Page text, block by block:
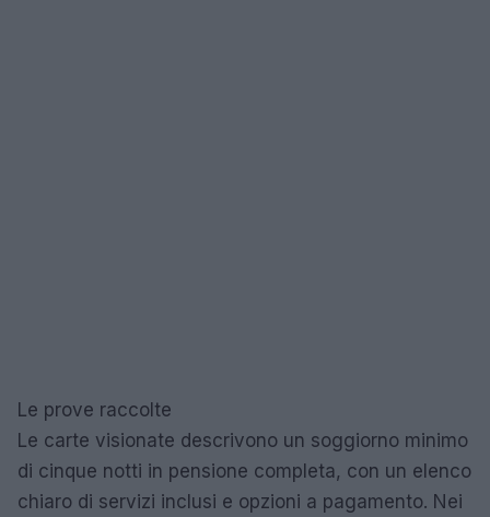
Le prove raccolte
Le carte visionate descrivono un soggiorno minimo
di cinque notti in pensione completa, con un elenco
chiaro di servizi inclusi e opzioni a pagamento. Nei